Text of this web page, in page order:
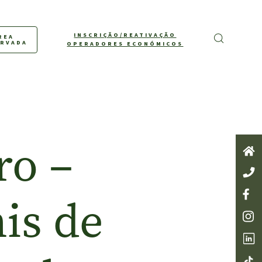
INSCRIÇÃO/REATIVAÇÃO
OPERADORES ECONÓMICOS
–
de